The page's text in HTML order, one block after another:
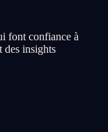
font confiance à
des insights